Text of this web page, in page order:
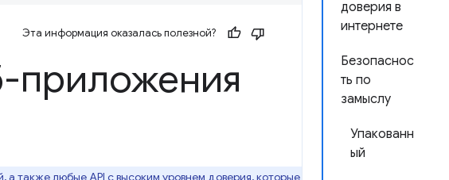
доверия в
интернете
Безопаснос
ть по
замыслу
Упакованн
ый
Эта информация оказалась полезной?
приложения
также любые API с высоким уровнем доверия, которые